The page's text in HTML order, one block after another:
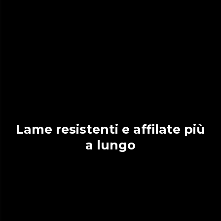
Lame resistenti e affilate più
a lungo